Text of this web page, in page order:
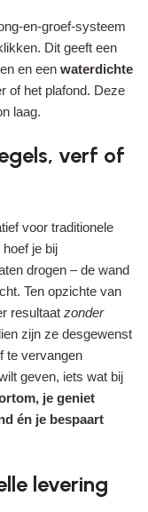
en-groef-systeem
Dit geeft een
en een waterdichte
of het plafond. Deze
laag.
verf of
voor traditionele
je bij
drogen – de wand
Ten opzichte van
resultaat zonder
zijn ze desgewenst
te vervangen
geven, iets wat bij
je geniet
én je bespaart
levering